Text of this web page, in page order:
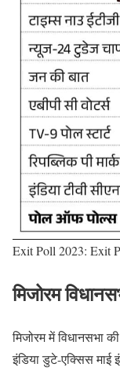
Exit Poll 2023: Exit
मिजोरम
मिजोरम में विधानसभा
इंडिया डुटे-एक्सिस